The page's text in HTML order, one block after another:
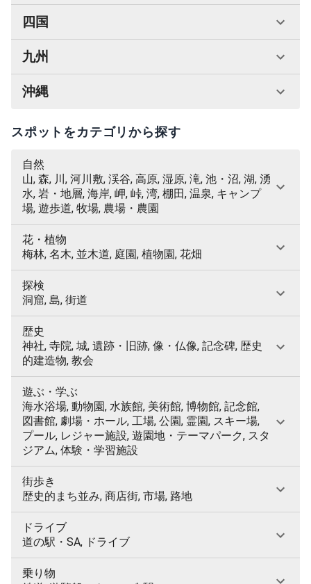
四国
九州
沖縄
スポットをカテゴリから探す
自然
山, 森, 川, 河川敷, 渓谷, 高原, 湿原, 滝, 池・沼, 湖, 湧
水, 岩・地層, 海岸, 岬, 峠, 湾, 棚田, 温泉, キャンプ
場, 遊歩道, 牧場, 農場・農園
花・植物
梅林, 名木, 並木道, 庭園, 植物園, 花畑
探検
洞窟, 島, 街道
歴史
神社, 寺院, 城, 遺跡・旧跡, 像・仏像, 記念碑, 歴史
的建造物, 教会
遊ぶ・学ぶ
海水浴場, 動物園, 水族館, 美術館, 博物館, 記念館,
図書館, 劇場・ホール, 工場, 公園, 霊園, スキー場,
プール, レジャー施設, 遊園地・テーマパーク, スタ
ジアム, 体験・学習施設
街歩き
歴史的まち並み, 商店街, 市場, 路地
ドライブ
道の駅・SA, ドライブ
乗り物